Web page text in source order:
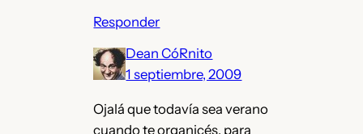
Responder
Dean CóRnito
1 septiembre, 2009
Ojalá que todavía sea verano
cuando te organicés, para